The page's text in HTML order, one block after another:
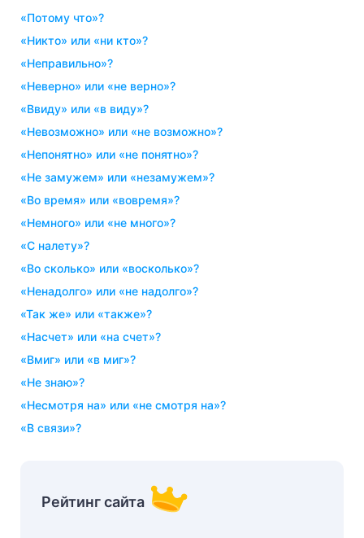
«потому что»?
«никто» или «ни кто»?
«неправильно»?
«неверно» или «не верно»?
«ввиду» или «в виду»?
«невозможно» или «не возможно»?
«непонятно» или «не понятно»?
«не замужем» или «незамужем»?
«во время» или «вовремя»?
«немного» или «не много»?
«с налету»?
«во сколько» или «восколько»?
«ненадолго» или «не надолго»?
«так же» или «также»?
«насчет» или «на счет»?
«вмиг» или «в миг»?
«не знаю»?
«несмотря на» или «не смотря на»?
«в связи»?
Рейтинг сайта